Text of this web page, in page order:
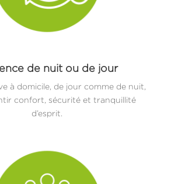
de nuit ou de jour
à domicile, de jour comme de nuit,
confort, sécurité et tranquillité
d’esprit.